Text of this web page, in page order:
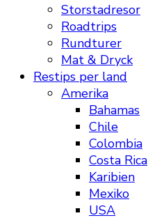
Storstadresor
Roadtrips
Rundturer
Mat & Dryck
Restips per land
Amerika
Bahamas
Chile
Colombia
Costa Rica
Karibien
Mexiko
USA